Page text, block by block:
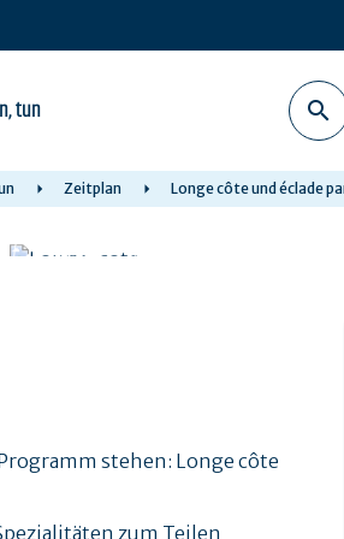
tun
Zeitplan Longe côte und éclade
stehen: Longe côte
zum Teilen